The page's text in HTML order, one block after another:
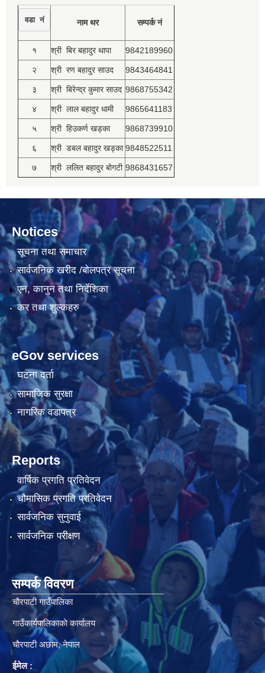
वडा नं नाम थर सम्पर्क नं
१ श्री बिर बहादुर थापा 9842189960
२ श्री रण बहादुर साउद 9843464841
३ श्री बिरेन्द्र कुमार साउद 9868755342
४ श्री लाल बहादुर धामी 9865641183
५ श्री हिउकर्ण खड्का 9868739910
६ श्री डबल बहादुर खड्का 9848522511
७ श्री ललित बहादुर बोगटी 9868431657
Notices
सूचना तथा समाचार
सार्वजनिक खरीद /बोलपत्र सूचना
एन, कानुन तथा निर्देशिका
कर तथा शुल्कहरु
eGov services
घटना दर्ता
सामाजिक सुरक्षा
नागरिक वडापत्र
Reports
वार्षिक प्रगति प्रतिवेदन
चौमासिक प्रगति प्रतिवेदन
सार्वजनिक सुनुवाई
सार्वजनिक परीक्षण
सम्पर्क विवरण
चाैरपाटी गाउँपालिका
गाउँकार्यपालिकाकाे कार्यालय
चाैरपाटी अछाम, नेपाल
ईमेल :